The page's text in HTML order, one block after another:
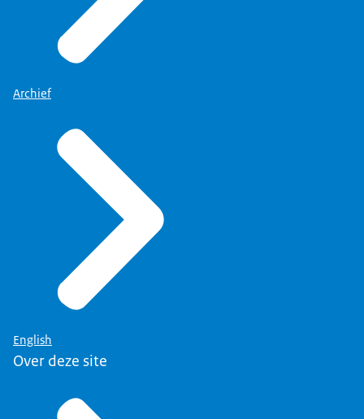
Archief
English
Over deze site